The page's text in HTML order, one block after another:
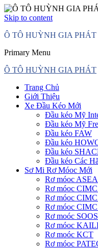
Skip to content
Ô TÔ HUỲNH GIA PHÁT
Primary Menu
Ô TÔ HUỲNH GIA PHÁT
Trang Chủ
Giới Thiệu
Xe Đầu Kéo Mới
Đầu kéo Mỹ
Đầu kéo Mỹ
Đầu kéo FAW
Đầu kéo
Đầu kéo
Đầu kéo Các
Sơ Mi Rơ Móoc Mới
Rơ móoc
Rơ móoc
Rơ móoc
Rơ móoc
Rơ moóc
Rơ móoc
Rơ moóc KCT
Rơ móoc